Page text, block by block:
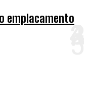
emplacamento